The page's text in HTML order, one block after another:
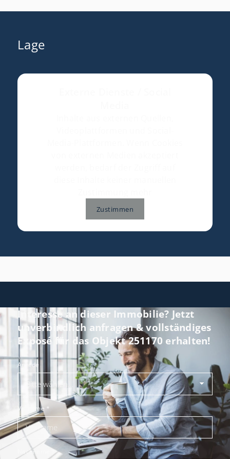
Lage
Zustimmen
Interesse an dieser Immobilie? Jetzt
unverbindlich anfragen & vollständiges
Exposé für das Objekt 251170 erhalten!
Anrede
Vorname *
Nachname *